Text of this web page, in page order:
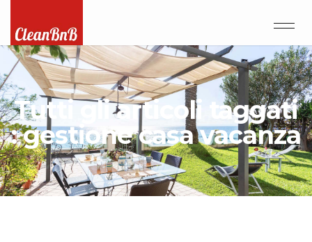
Tutti gli articoli taggati
: gestione casa vacanza